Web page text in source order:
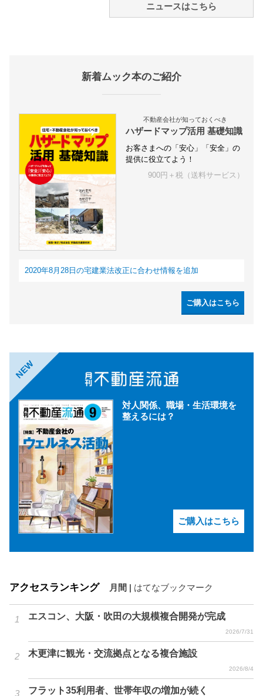
ニュースはこちら
新着ムック本のご紹介
不動産会社が知っておくべき
ハザードマップ活用 基礎知識
お客さまへの「安心」「安全」の
提供に役立てよう！
900円＋税（送料サービス）
2020年8月28日の宅建業法改正に合わせ情報を追加
ご購入はこちら
NEW
対人関係、職場・生活環境を
整えるには？
ご購入はこちら
アクセスランキング 月間 はてなブックマーク
エスコン、大阪・吹田の大規模複合開発が完成
2026/7/31
木更津に観光・交流拠点となる複合施設
2026/8/4
フラット35利用者、世帯年収の増加が続く